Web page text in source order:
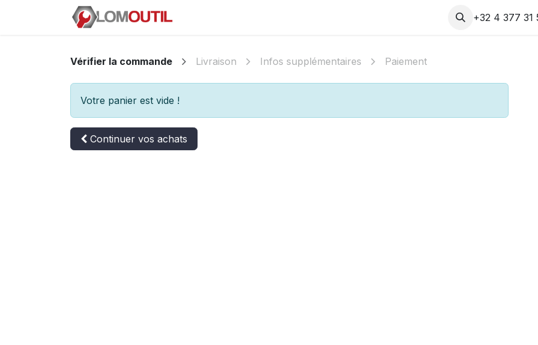
Se rendre au contenu
+32 4 377 31
Vérifier la commande Livraison Infos supplémentaires Paiement
Votre panier est vide !
Continuer vos achats